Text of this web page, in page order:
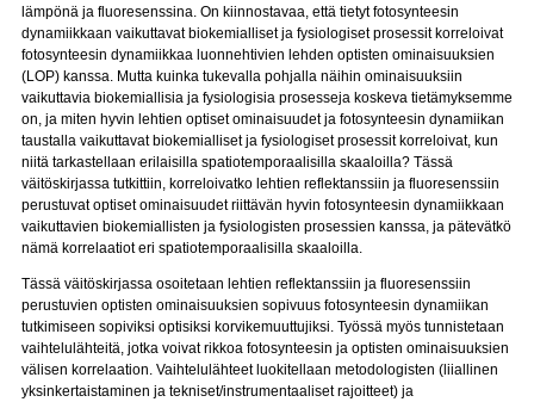
lämpönä ja fluoresenssina. On kiinnostavaa, että tietyt fotosynteesin
dynamiikkaan vaikuttavat biokemialliset ja fysiologiset prosessit korreloivat
fotosynteesin dynamiikkaa luonnehtivien lehden optisten ominaisuuksien
(LOP) kanssa. Mutta kuinka tukevalla pohjalla näihin ominaisuuksiin
vaikuttavia biokemiallisia ja fysiologisia prosesseja koskeva tietämyksemme
on, ja miten hyvin lehtien optiset ominaisuudet ja fotosynteesin dynamiikan
taustalla vaikuttavat biokemialliset ja fysiologiset prosessit korreloivat, kun
niitä tarkastellaan erilaisilla spatiotemporaalisilla skaaloilla? Tässä
väitöskirjassa tutkittiin, korreloivatko lehtien reflektanssiin ja fluoresenssiin
perustuvat optiset ominaisuudet riittävän hyvin fotosynteesin dynamiikkaan
vaikuttavien biokemiallisten ja fysiologisten prosessien kanssa, ja pätevätkö
nämä korrelaatiot eri spatiotemporaalisilla skaaloilla.
Tässä väitöskirjassa osoitetaan lehtien reflektanssiin ja fluoresenssiin
perustuvien optisten ominaisuuksien sopivuus fotosynteesin dynamiikan
tutkimiseen sopiviksi optisiksi korvikemuuttujiksi. Työssä myös tunnistetaan
vaihtelulähteitä, jotka voivat rikkoa fotosynteesin ja optisten ominaisuuksien
välisen korrelaation. Vaihtelulähteet luokitellaan metodologisten (liiallinen
yksinkertaistaminen ja tekniset/instrumentaaliset rajoitteet) ja